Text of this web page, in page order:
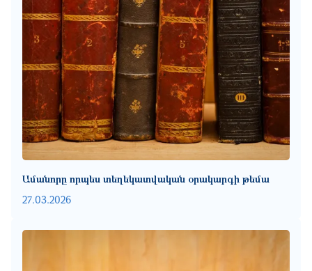
Ամանորը որպես տեղեկատվական օրակարգի թեմա
27.03.2026